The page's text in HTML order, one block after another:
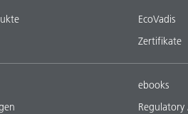
EcoVadis
Zertifikate
ebooks
Regulatory